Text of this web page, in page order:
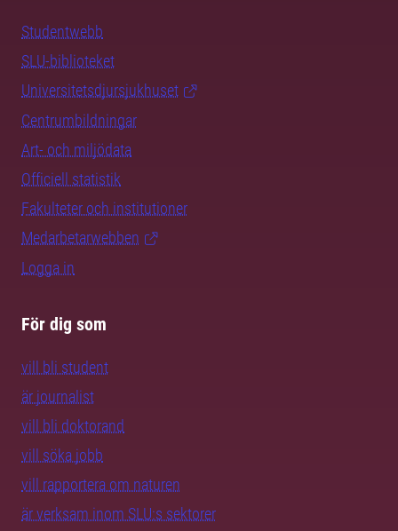
Studentwebb
SLU-biblioteket
Universitetsdjursjukhuset
Centrumbildningar
Art- och miljödata
Officiell statistik
Fakulteter och institutioner
Medarbetarwebben
Logga in
För dig som
vill bli student
är journalist
vill bli doktorand
vill söka jobb
vill rapportera om naturen
är verksam inom SLU:s sektorer